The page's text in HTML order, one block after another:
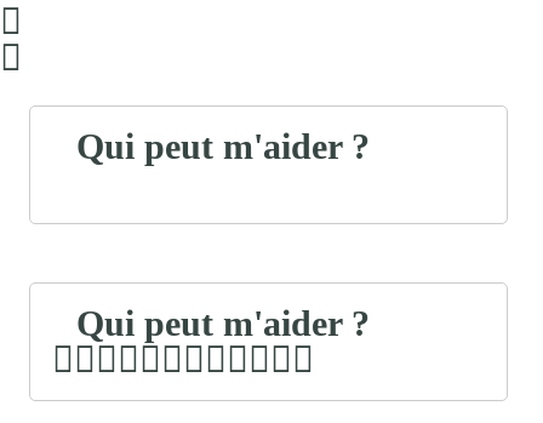
Qui peut m'aider ?
Qui peut m'aider ?